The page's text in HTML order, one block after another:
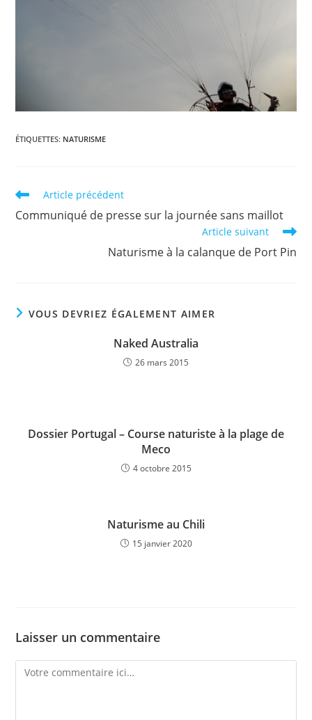
ÉTIQUETTES: NATURISME
Read
articles
Article précédent
Communiqué de presse sur la journée sans maillot
Article suivant
Naturisme à la calanque de Port Pin
VOUS DEVRIEZ ÉGALEMENT AIMER
Naked Australia
26 mars 2015
Dossier Portugal – Course naturiste à la plage de
Meco
4 octobre 2015
Naturisme au Chili
15 janvier 2020
Laisser un commentaire
Comment